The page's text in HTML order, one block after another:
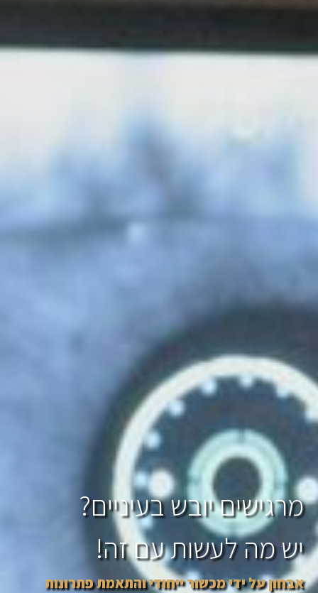
מרגישים יובש בעיניים?
יש מה לעשות עם זה!
אבחון על ידי מכשור ייחודי והתאמת פתרונות